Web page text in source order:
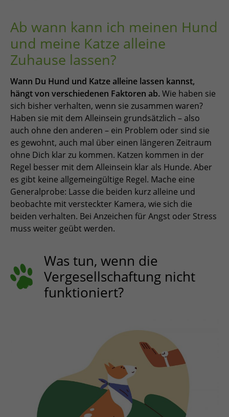
Ab wann kann ich meinen Hund
und meine Katze alleine
Zuhause lassen?
Wann Du Hund und Katze alleine lassen kannst,
hängt von verschiedenen Faktoren ab.Wie haben sie
sich bisher verhalten, wenn sie zusammen waren?
Haben sie mit dem Alleinsein grundsätzlich – also
auch ohne den anderen – ein Problem oder sind sie
es gewohnt, auch mal über einen längeren Zeitraum
ohne Dich klar zu kommen. Katzen kommen in der
Regel besser mit dem Alleinsein klar als Hunde. Aber
es gibt keine allgemeingültige Regel. Mache eine
Generalprobe: Lasse die beiden kurz alleine und
beobachte mit versteckter Kamera, wie sich die
beiden verhalten. Bei Anzeichen für Angst oder Stress
muss weiter geübt werden.
Was tun, wenn die
Vergesellschaftung nicht
funktioniert?